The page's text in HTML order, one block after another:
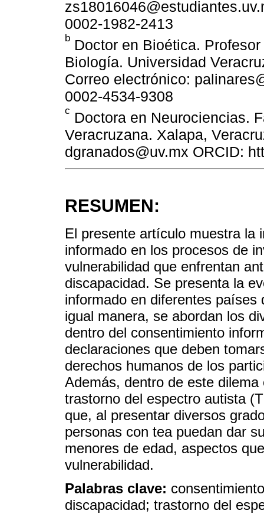
0002-1982-2413
b Doctor en Bioética.
Biología. Universidad
Correo electrónico:
0002-4534-9308
c Doctora en Neurociencias.
Veracruzana. Xalapa,
dgranados@uv.mx ORCID:
RESUMEN:
El presente artículo muestra la
informado en los procesos de
vulnerabilidad que enfrentan
discapacidad. Se presenta la
informado en diferentes
igual manera, se abordan los
dentro del consentimiento
declaraciones que deben
derechos humanos de los
Además, dentro de este
trastorno del espectro autista
que, al presentar diversos
personas con tea puedan dar
menores de edad, aspectos
vulnerabilidad.
Palabras clave:
discapacidad; trastorno del